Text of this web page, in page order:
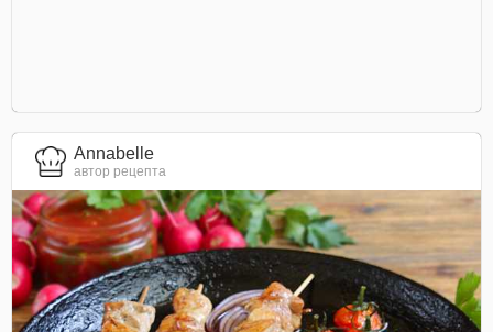
Annabelle
автор рецепта